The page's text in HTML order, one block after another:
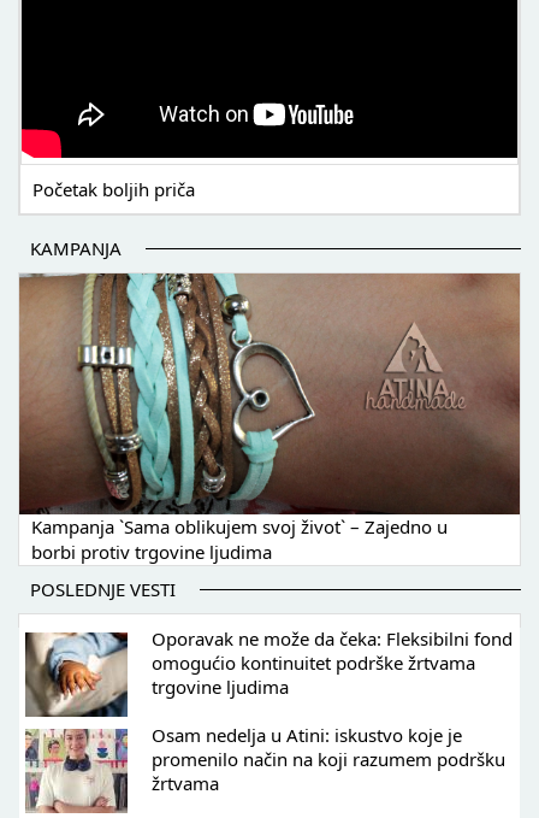
Početak boljih priča
KAMPANJA
Kampanja `Sama oblikujem svoj život` – Zajedno u
borbi protiv trgovine ljudima
POSLEDNJE VESTI
Oporavak ne može da čeka: Fleksibilni fond
omogućio kontinuitet podrške žrtvama
trgovine ljudima
Osam nedelja u Atini: iskustvo koje je
promenilo način na koji razumem podršku
žrtvama